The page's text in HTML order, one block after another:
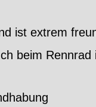
ist extrem
beim